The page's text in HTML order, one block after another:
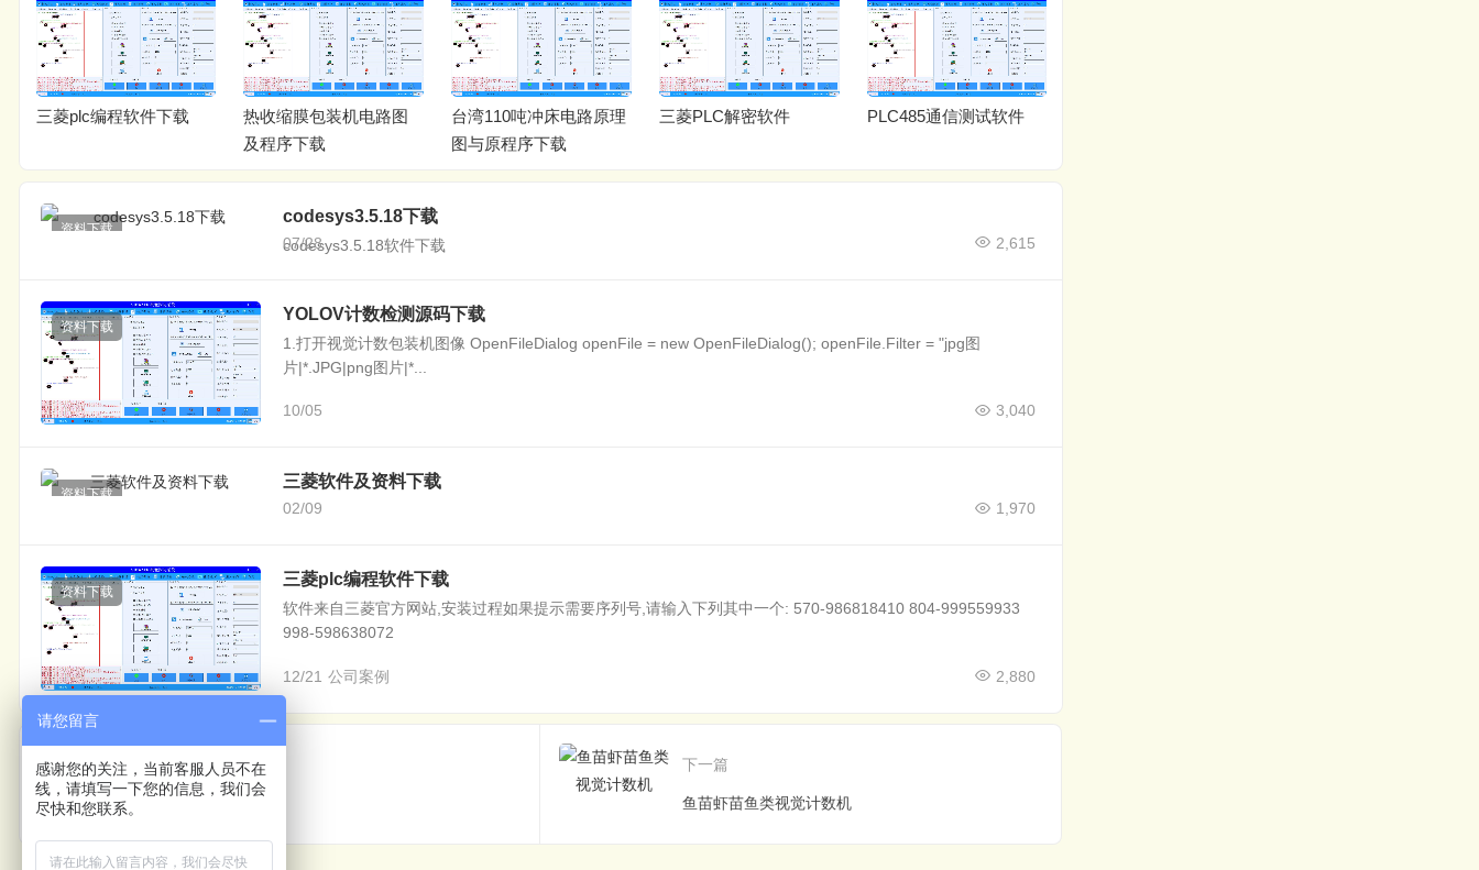
三菱plc编程软件下载
热收缩膜包装机电路图
及程序下载
台湾110吨冲床电路原理
图与原程序下载
三菱PLC解密软件 PLC485通信测试软件
资料下载
codesys3.5.18下载
codesys3.5.18软件下载
07/28 2,615
资料下载
YOLOV计数检测源码下载
1.打开视觉计数包装机图像 OpenFileDialog openFile = new OpenFileDialog(); openFile.Filter = "jpg图
片|*.JPG|png图片|*...
10/05 3,040
资料下载
三菱软件及资料下载
02/09 1,970
资料下载
三菱plc编程软件下载
软件来自三菱官方网站,安装过程如果提示需要序列号,请输入下列其中一个: 570-986818410 804-999559933
998-598638072
12/21 2,880
公司案例
上一篇 下一篇
鱼苗虾苗鱼类视觉计数机
请您留言
感谢您的关注，当前客服人员不在
线，请填写一下您的信息，我们会
尽快和您联系。